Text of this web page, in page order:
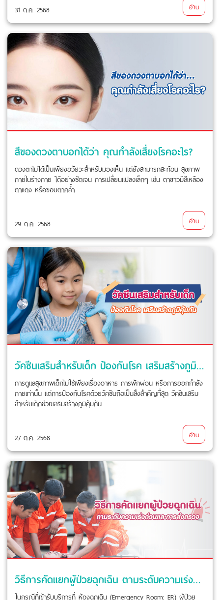
31 ต.ค. 2568 อ่าน
สีของดวงตาบอกได้ว่า คุณกำลังเสี่ยงโรคอะไร?
ดวงตาไม่ได้เป็นเพียงอวัยวะสำหรับมองเห็น แต่ยังสามารถสะท้อน สุขภาพ
ภายในร่างกาย ได้อย่างชัดเจน การเปลี่ยนแปลงเล็กๆ เช่น ตาขาวมีสีเหลือง
ตาแดง หรือขอบตาคล้ำ
29 ต.ค. 2568 อ่าน
วัคซีนเสริมสำหรับเด็ก ป้องกันโรค เสริมสร้างภูมิคุ้มกัน
การดูแลสุขภาพเด็กไม่ใช่เพียงเรื่องอาหาร การพักผ่อน หรือการออกกำลัง
กายเท่านั้น แต่การป้องกันโรคด้วยวัคซีนถือเป็นสิ่งสำคัญที่สุด วัคซีนเสริม
สำหรับเด็กช่วยเสริมสร้างภูมิคุ้มกัน
27 ต.ค. 2568 อ่าน
วิธีการคัดแยกผู้ป่วยฉุกเฉิน ตามระดับความเร่งด่วนและการส่งตรวจ
ในกรณีที่เข้ารับบริการที่ ห้องฉุกเฉิน (Emergency Room: ER) ผู้ป่วย